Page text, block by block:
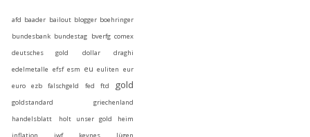
afd baader bailout blogger boehringer
bundesbank bundestag bverfg comex
deutsches gold
dollar
draghi
edelmetalle efsf esm eu euliten eur
euro
ezb falschgeld fed ftd gold
goldstandard
griechenland
handelsblatt
holt unser gold heim
inflation
iwf keynes
lügen